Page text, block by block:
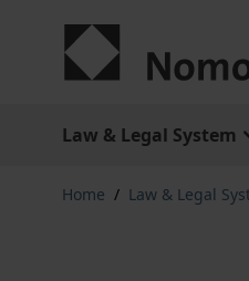
Law & Legal System
Home / Law & Legal